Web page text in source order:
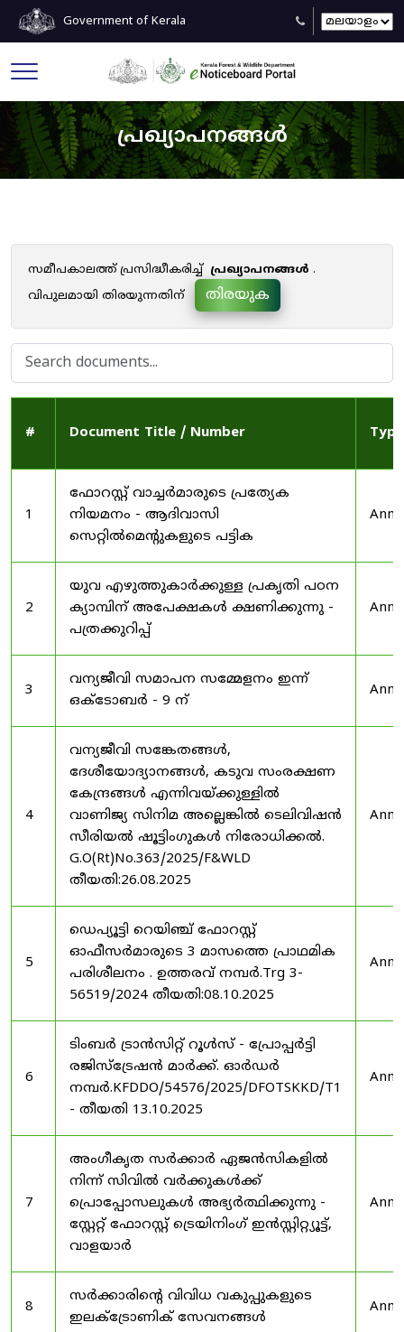
Government of Kerala
പ്രഖ്യാപനങ്ങൾ
സമീപകാലത്ത് പ്രസിദ്ധീകരിച്ച് പ്രഖ്യാപനങ്ങൾ .
വിപുലമായി തിരയുന്നതിന്
തിരയുക
# Document Title / Number Type
1
ഫോറസ്റ്റ് വാച്ചർമാരുടെ പ്രത്യേക
നിയമനം - ആദിവാസി
സെറ്റിൽമെന്റുകളുടെ പട്ടിക
2
യുവ എഴുത്തുകാർക്കുള്ള പ്രകൃതി പഠന
ക്യാമ്പിന് അപേക്ഷകൾ ക്ഷണിക്കുന്നു -
പത്രക്കുറിപ്പ്
3
വന്യജീവി സമാപന സമ്മേളനം ഇന്ന്
ഒക്ടോബർ - 9 ന്
4
വന്യജീവി സങ്കേതങ്ങൾ,
ദേശീയോദ്യാനങ്ങൾ, കടുവ സംരക്ഷണ
കേന്ദ്രങ്ങൾ എന്നിവയ്ക്കുള്ളിൽ
വാണിജ്യ സിനിമ അല്ലെങ്കിൽ ടെലിവിഷൻ
സീരിയൽ ഷൂട്ടിംഗുകൾ നിരോധിക്കൽ.
G.O(Rt)No.363/2025/F&WLD
തീയതി:26.08.2025
5
ഡെപ്യൂട്ടി റെയിഞ്ച് ഫോറസ്റ്റ്
ഓഫീസർമാരുടെ 3 മാസത്തെ പ്രാഥമിക
പരിശീലനം . ഉത്തരവ് നമ്പർ.Trg 3-
56519/2024 തീയതി:08.10.2025
6
ടിംബർ ട്രാൻസിറ്റ് റൂൾസ് - പ്രോപ്പർട്ടി
രജിസ്ട്രേഷൻ മാർക്ക്. ഓർഡർ
നമ്പർ.KFDDO/54576/2025/DFOTSKKD/T1
- തീയതി 13.10.2025
7
അംഗീകൃത സർക്കാർ ഏജൻസികളിൽ
നിന്ന് സിവിൽ വർക്കുകൾക്ക്
പ്രൊപ്പോസലുകൾ അഭ്യർത്ഥിക്കുന്നു -
സ്റ്റേറ്റ് ഫോറസ്റ്റ് ട്രെയിനിംഗ് ഇൻസ്റ്റിറ്റ്യൂട്ട്,
വാളയാർ
8
സർക്കാരിന്റെ വിവിധ വകുപ്പുകളുടെ
ഇലക്ട്രോണിക് സേവനങ്ങൾ